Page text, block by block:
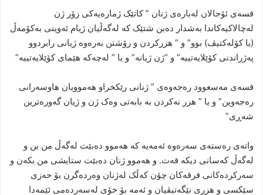
قسەی ئۆجالان لەبارەی ژنان ” کاتێک ژمارەیەکی زۆر ژن
لەچالاکیەکاندا بەشدار دەبن شتێک کە لەگەڵیان ژیام ئەوینی بەکۆمەڵ
(یا کۆلەکتیڤ) بوو” و ” هزرکردن و رۆشتن بەرەوە ژیانی رابردوو
پەژراندنی کۆێلایەتییە” و “ژن ژیانە” و یا ” لەچەکە هێمای کۆێلایەتییە”
قسەی مەسعوود رەجەوەی ” ژنانی رێکخراو هەموویان هاوسەرانی
رەجەوین” و یا ” هزر نەکردن بە بابەتی وەک ژن و ژیان گەورەترین
شەڕی”
واتەی رەستەی سەرەوە ئەمەیە کە هەموو دەبێت لەگەڵ من بن و
لەگەڵ کەسانی دیکە قەت. و هەموو ژنان دەبێت ستایشی من بکەن و
سەرکردەکانی فرقەکان چۆن کەڵک لەژنان وەردەگرن بۆ حەزی
سێکسی و هزری نێگەتیڤیان و ئەمە بۆ خۆی لەسەردەمی ئێمەدا